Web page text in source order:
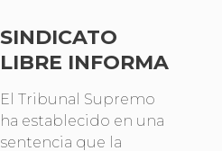
SINDICATO
LIBRE INFORMA
El Tribunal Supremo
ha establecido en una
sentencia que la